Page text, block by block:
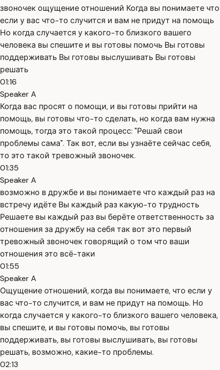
звоночек ощущение отношений Когда вы понимаете что
если у вас что-то случится и вам не придут на помощь
Но когда случается у какого-то близкого вашего
человека вы спешите и вы готовы помочь Вы готовы
поддерживать Вы готовы выслушивать Вы готовы
решать
01:16
Speaker A
Когда вас просят о помощи, и вы готовы прийти на
помощь, вы готовы что-то сделать, но когда вам нужна
помощь, тогда это такой процесс: "Решай свои
проблемы сама". Так вот, если вы узнаёте сейчас себя,
то это такой тревожный звоночек.
01:35
Speaker A
возможно в дружбе и вы понимаете что каждый раз на
встречу идёте Вы каждый раз какую-то трудность
Решаете вы каждый раз вы берёте ответственность за
отношения за дружбу на себя так вот это первый
тревожный звоночек говорящий о том что ваши
отношения это всё-таки
01:55
Speaker A
Ощущение отношений, когда вы понимаете, что если у
вас что-то случится, и вам не придут на помощь. Но
когда случается у какого-то близкого вашего человека,
вы спешите, и вы готовы помочь, вы готовы
поддерживать, вы готовы выслушивать, вы готовы
решать, возможно, какие-то проблемы.
02:13